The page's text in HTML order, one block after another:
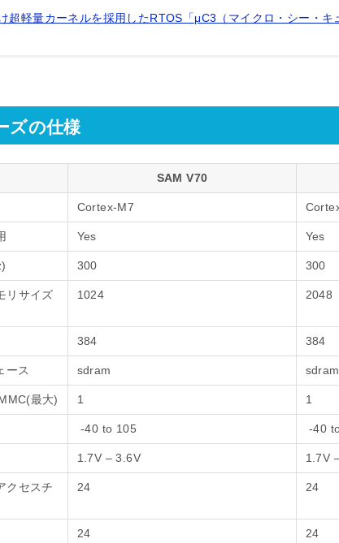
超軽量カーネルを採用したRTOS「μC3（マイクロ・シー・キ
ズの仕様
SAM V70
Cortex-M7
Yes Yes
300 300
リサイズ
1024 2048
384 384
ース sdram sdram
最大) 1 1
-40 to 105 -40
1.7V – 3.6V 1.7V
クセスチ
24 24
24 24